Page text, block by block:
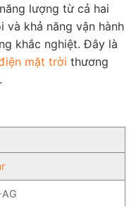
lượng từ cả hai
và khả năng vận hành
khắc nghiệt. Đây là
mặt trời thương